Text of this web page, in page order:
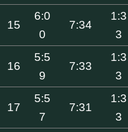
15
6:0
0
7:34
1:3
3
16
5:5
9
7:33
1:3
3
17
5:5
7
7:31
1:3
3